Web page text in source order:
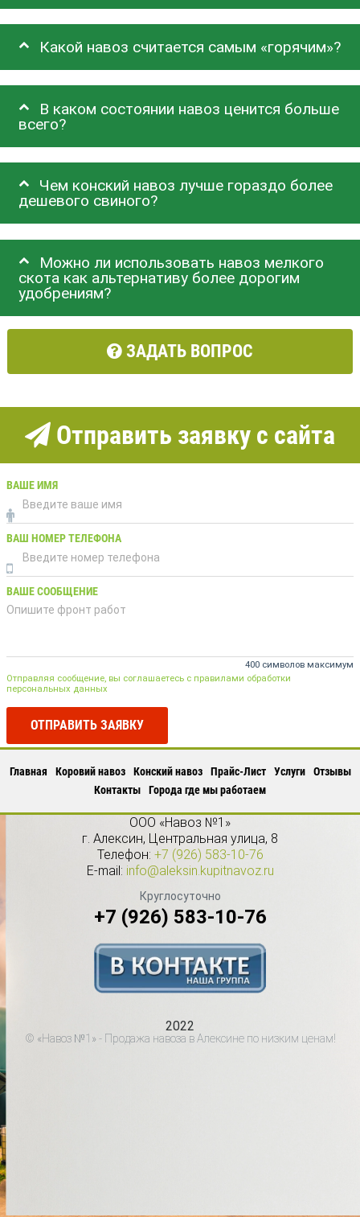
Какой навоз считается самым «горячим»?
В каком состоянии навоз ценится больше
всего?
Чем конский навоз лучше гораздо более
дешевого свиного?
Можно ли использовать навоз мелкого
скота как альтернативу более дорогим
удобрениям?
ЗАДАТЬ ВОПРОС
Отправить заявку с сайта
ВАШЕ ИМЯ
ВАШ НОМЕР ТЕЛЕФОНА
ВАШЕ СООБЩЕНИЕ
400 символов максимум
Отправляя сообщение, вы соглашаетесь с правилами обработки
персональных данных
ОТПРАВИТЬ ЗАЯВКУ
Главная Коровий навоз Конский навоз Прайс-Лист Услуги
Отзывы
Контакты
Города где мы работаем
ООО «Навоз №1»
г. Алексин, Центральная улица, 8
Телефон: +7 (926) 583-10-76
E-mail: info@aleksin.kupitnavoz.ru
Круглосуточно
+7 (926) 583-10-76
2022
© «Навоз №1» - Продажа навоза в Алексине по низким ценам!